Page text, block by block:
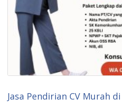
Jasa Pendirian CV Murah